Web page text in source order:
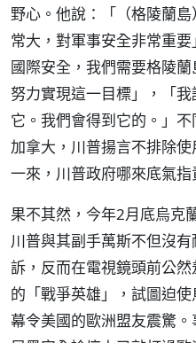
野心。他說：「（格陵蘭
常大，對軍事安全非常重
國際安全，我們需要格陵
努力實現這一目標」，「
它。我們會得到它的。」
加拿大，川普揚言不排除
一來，川普政府哪來底氣
果不其然，今年2月底烏克
川普與其副手萬斯不但沒
訴，反而在電視鏡頭前公
的「戰爭英雄」，試圖迫
幕令美國的歐洲盟友震驚